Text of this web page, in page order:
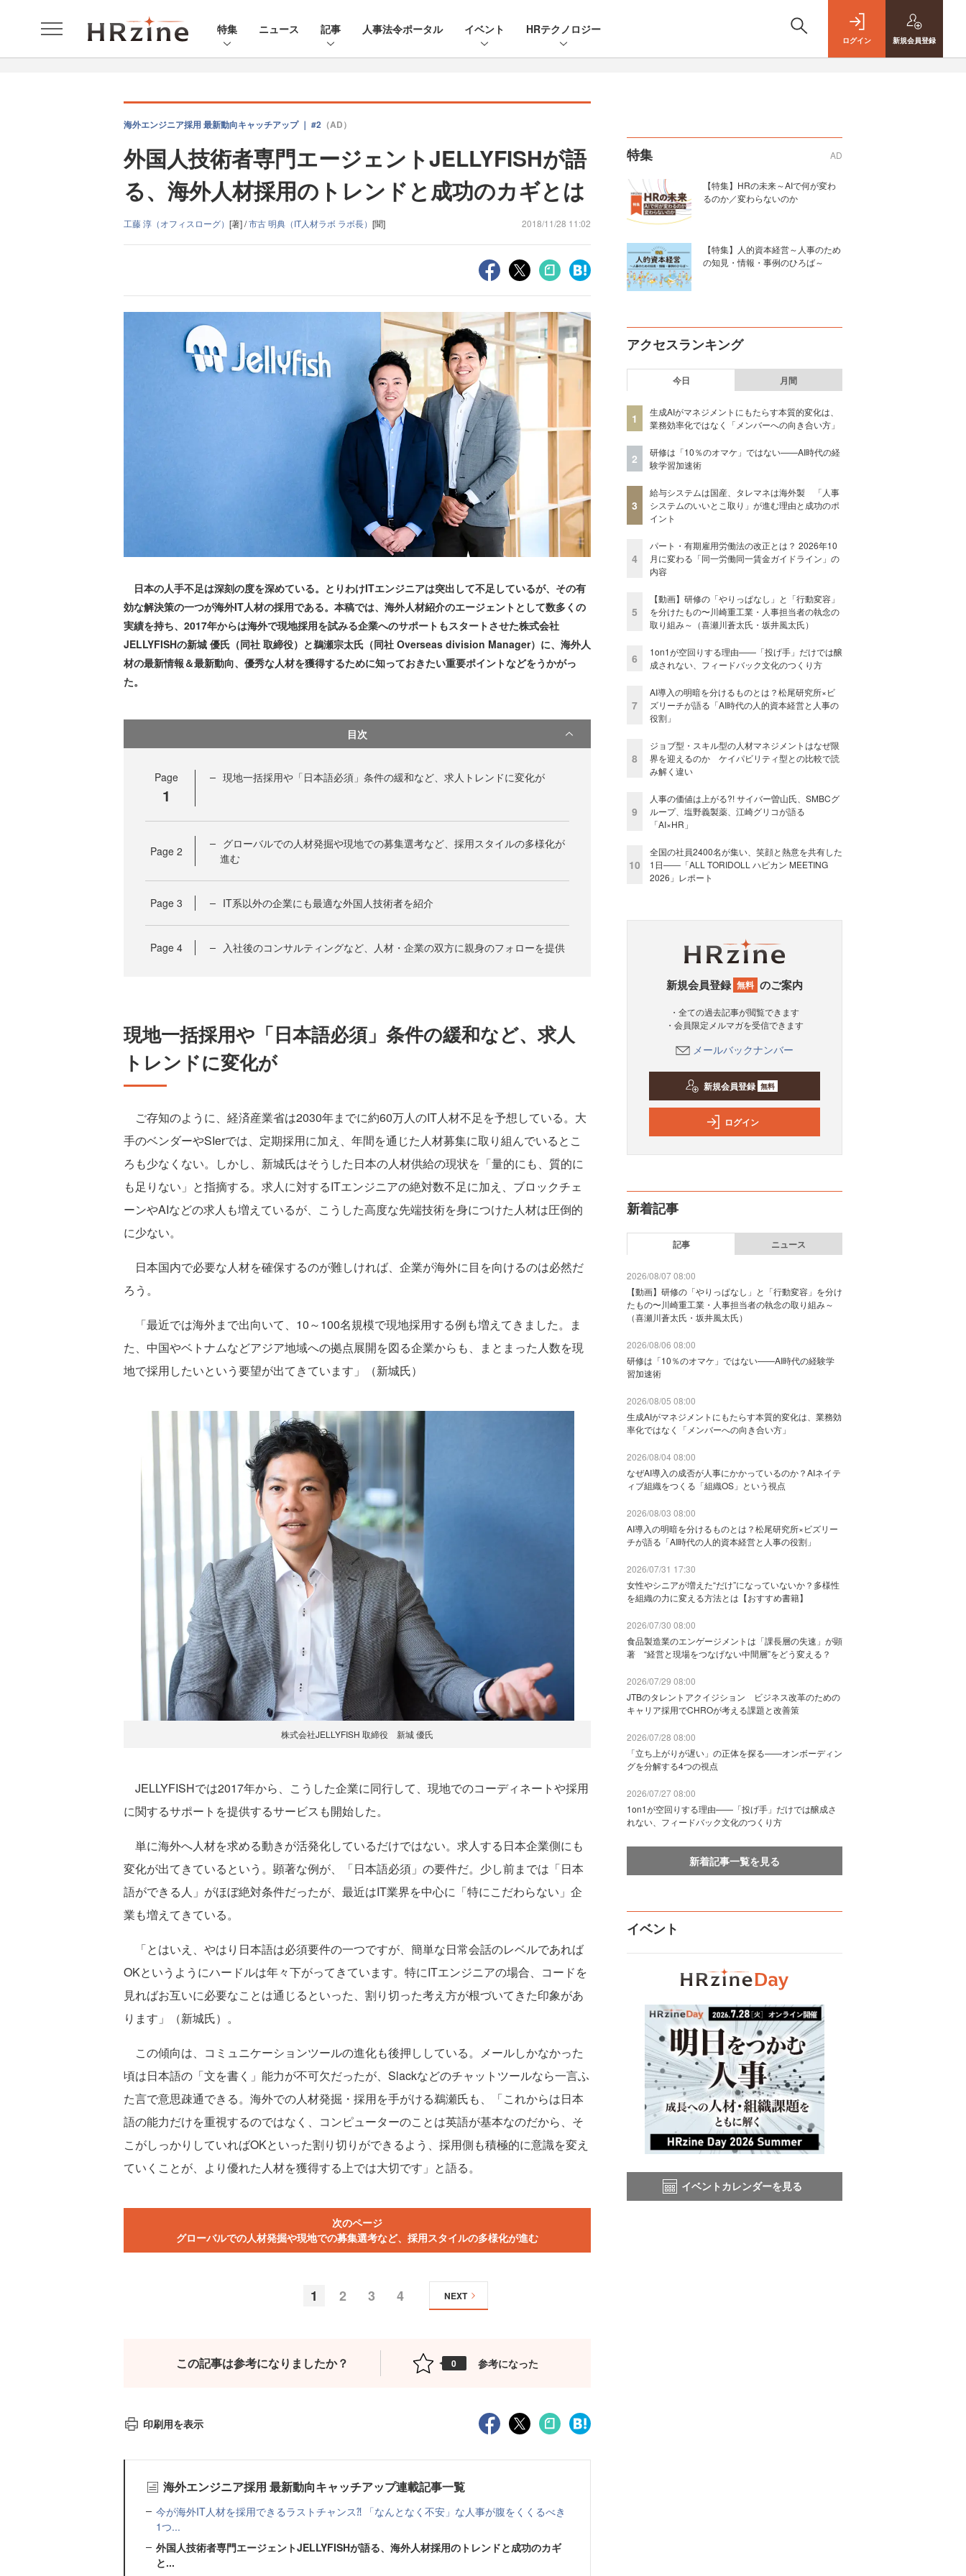
特集 ニュース 記事 人事法令ポータル イベント HRテクノロジー
ログイン 新規会員登録
海外エンジニア採用 最新動向キャッチアップ ｜ #2 （AD）
外国人技術者専門エージェントJELLYFISHが語
る、海外人材採用のトレンドと成功のカギとは
工藤 淳（オフィスローグ） [著] /市古 明典（IT人材ラボ ラボ長） [聞] 2018/11/28 11:02
日本の人手不足は深刻の度を深めている。とりわけITエンジニアは突出して不足しているが、その有
効な解決策の一つが海外IT人材の採用である。本稿では、海外人材紹介のエージェントとして数多くの
実績を持ち、2017年からは海外で現地採用を試みる企業へのサポートもスタートさせた株式会社
JELLYFISHの新城 優氏（同社 取締役）と鵜瀬宗太氏（同社 Overseas division Manager）に、海外人
材の最新情報＆最新動向、優秀な人材を獲得するために知っておきたい重要ポイントなどをうかがっ
た。
目次
Page
1
現地一括採用や「日本語必須」条件の緩和など、求人トレンドに変化が
Page 2
グローバルでの人材発掘や現地での募集選考など、採用スタイルの多様化が
進む
Page 3 IT系以外の企業にも最適な外国人技術者を紹介
Page 4 入社後のコンサルティングなど、人材・企業の双方に親身のフォローを提供
現地一括採用や「日本語必須」条件の緩和など、求人
トレンドに変化が
ご存知のように、経済産業省は2030年までに約60万人のIT人材不足を予想している。大
手のベンダーやSIerでは、定期採用に加え、年間を通じた人材募集に取り組んでいるとこ
ろも少なくない。しかし、新城氏はそうした日本の人材供給の現状を「量的にも、質的に
も足りない」と指摘する。求人に対するITエンジニアの絶対数不足に加え、ブロックチェ
ーンやAIなどの求人も増えているが、こうした高度な先端技術を身につけた人材は圧倒的
に少ない。
日本国内で必要な人材を確保するのが難しければ、企業が海外に目を向けるのは必然だ
ろう。
「最近では海外まで出向いて、10～100名規模で現地採用する例も増えてきました。ま
た、中国やベトナムなどアジア地域への拠点展開を図る企業からも、まとまった人数を現
地で採用したいという要望が出てきています」（新城氏）
株式会社JELLYFISH 取締役 新城 優氏
JELLYFISHでは2017年から、こうした企業に同行して、現地でのコーディネートや採用
に関するサポートを提供するサービスも開始した。
単に海外へ人材を求める動きが活発化しているだけではない。求人する日本企業側にも
変化が出てきているという。顕著な例が、「日本語必須」の要件だ。少し前までは「日本
語ができる人」がほぼ絶対条件だったが、最近はIT業界を中心に「特にこだわらない」企
業も増えてきている。
「とはいえ、やはり日本語は必須要件の一つですが、簡単な日常会話のレベルであれば
OKというようにハードルは年々下がってきています。特にITエンジニアの場合、コードを
見ればお互いに必要なことは通じるといった、割り切った考え方が根づいてきた印象があ
ります」（新城氏）。
この傾向は、コミュニケーションツールの進化も後押ししている。メールしかなかった
頃は日本語の「文を書く」能力が不可欠だったが、Slackなどのチャットツールなら一言ふ
た言で意思疎通できる。海外での人材発掘・採用を手がける鵜瀬氏も、「これからは日本
語の能力だけを重視するのではなく、コンピューターのことは英語が基本なのだから、そ
こがしっかりしていればOKといった割り切りができるよう、採用側も積極的に意識を変え
ていくことが、より優れた人材を獲得する上では大切です」と語る。
次のページ
グローバルでの人材発掘や現地での募集選考など、採用スタイルの多様化が進む
1 2 3 4 NEXT
この記事は参考になりましたか？ 0 参考になった
印刷用を表示
海外エンジニア採用 最新動向キャッチアップ連載記事一覧
今が海外IT人材を採用できるラストチャンス⁈ 「なんとなく不安」な人事が腹をくくるべき
1つ...
外国人技術者専門エージェントJELLYFISHが語る、海外人材採用のトレンドと成功のカギ
と...
特集 AD
【特集】HRの未来～AIで何が変わ
るのか／変わらないのか
【特集】人的資本経営～人事のため
の知見・情報・事例のひろば～
アクセスランキング
今日 月間
1
生成AIがマネジメントにもたらす本質的変化は、
業務効率化ではなく「メンバーへの向き合い方」
2
研修は「10％のオマケ」ではない——AI時代の経
験学習加速術
3
給与システムは国産、タレマネは海外製 「人事
システムのいいとこ取り」が進む理由と成功のポ
イント
4
パート・有期雇用労働法の改正とは？ 2026年10
月に変わる「同一労働同一賃金ガイドライン」の
内容
5
【動画】研修の「やりっぱなし」と「行動変容」
を分けたもの〜川崎重工業・人事担当者の執念の
取り組み～（喜瀬川蒼太氏・坂井風太氏）
6
1on1が空回りする理由——「投げ手」だけでは醸
成されない、フィードバック文化のつくり方
7
AI導入の明暗を分けるものとは？松尾研究所×ビ
ズリーチが語る「AI時代の人的資本経営と人事の
役割」
8
ジョブ型・スキル型の人材マネジメントはなぜ限
界を迎えるのか ケイパビリティ型との比較で読
み解く違い
9
人事の価値は上がる?! サイバー曽山氏、SMBCグ
ループ、塩野義製薬、江崎グリコが語る
「AI×HR」
10
全国の社員2400名が集い、笑顔と熱意を共有した
1日――「ALL TORIDOLL ハピカン MEETING
2026」レポート
新規会員登録 無料 のご案内
・全ての過去記事が閲覧できます
・会員限定メルマガを受信できます
メールバックナンバー
新規会員登録 無料
ログイン
新着記事
記事 ニュース
2026/08/07 08:00
【動画】研修の「やりっぱなし」と「行動変容」を分け
たもの〜川崎重工業・人事担当者の執念の取り組み～
（喜瀬川蒼太氏・坂井風太氏）
2026/08/06 08:00
研修は「10％のオマケ」ではない——AI時代の経験学
習加速術
2026/08/05 08:00
生成AIがマネジメントにもたらす本質的変化は、業務効
率化ではなく「メンバーへの向き合い方」
2026/08/04 08:00
なぜAI導入の成否が人事にかかっているのか？AIネイテ
ィブ組織をつくる「組織OS」という視点
2026/08/03 08:00
AI導入の明暗を分けるものとは？松尾研究所×ビズリー
チが語る「AI時代の人的資本経営と人事の役割」
2026/07/31 17:30
女性やシニアが増えた“だけ”になっていないか？多様性
を組織の力に変える方法とは【おすすめ書籍】
2026/07/30 08:00
食品製造業のエンゲージメントは「課長層の失速」が顕
著 “経営と現場をつなげない中間層”をどう変える？
2026/07/29 08:00
JTBのタレントアクイジション ビジネス改革のための
キャリア採用でCHROが考える課題と改善策
2026/07/28 08:00
「立ち上がりが遅い」の正体を探る——オンボーディン
グを分解する4つの視点
2026/07/27 08:00
1on1が空回りする理由——「投げ手」だけでは醸成さ
れない、フィードバック文化のつくり方
新着記事一覧を見る
イベント
イベントカレンダーを見る